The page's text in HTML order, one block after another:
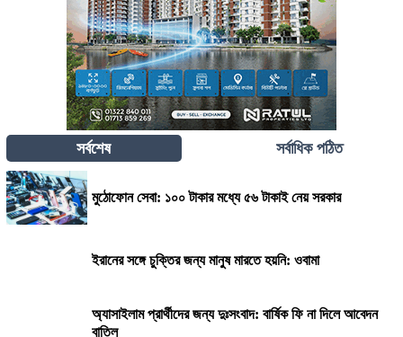
সর্বশেষ সর্বাধিক পঠিত
মুঠোফোন সেবা: ১০০ টাকার মধ্যে ৫৬ টাকাই নেয় সরকার
ইরানের সঙ্গে চুক্তির জন্য মানুষ মারতে হয়নি: ওবামা
অ্যাসাইলাম প্রার্থীদের জন্য দুঃসংবাদ: বার্ষিক ফি না দিলে আবেদন
বাতিল